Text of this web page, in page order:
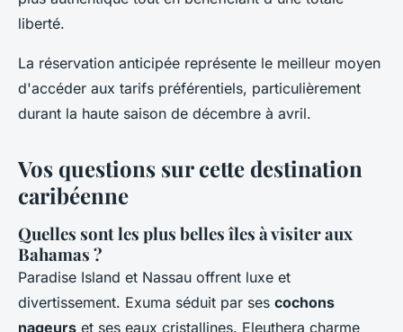
liberté.
La réservation anticipée représente le meilleur moyen
d'accéder aux tarifs préférentiels, particulièrement
durant la haute saison de décembre à avril.
Vos questions sur cette destination
caribéenne
Quelles sont les plus belles îles à visiter aux
Bahamas ?
Paradise Island et Nassau offrent luxe et
divertissement. Exuma séduit par ses cochons
nageurs et ses eaux cristallines. Eleuthera charme